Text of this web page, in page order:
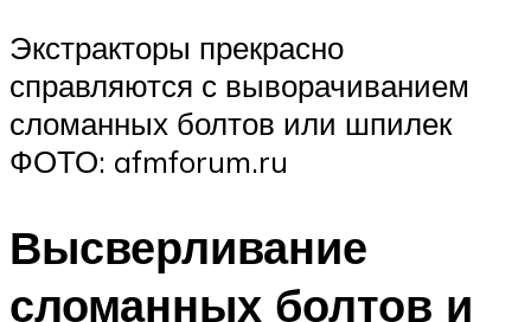
Экстракторы прекрасно
справляются с выворачиванием
сломанных болтов или шпилек
ФОТО: afmforum.ru
Высверливание
сломанных болтов и